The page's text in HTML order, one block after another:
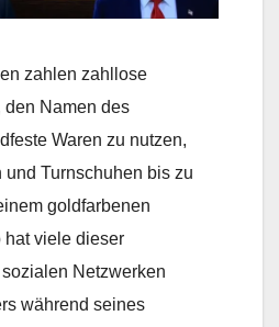
zahlen zahllose
den Namen des
Waren zu nutzen,
Turnschuhen bis zu
goldfarbenen
hat viele dieser
Netzwerken
während seines